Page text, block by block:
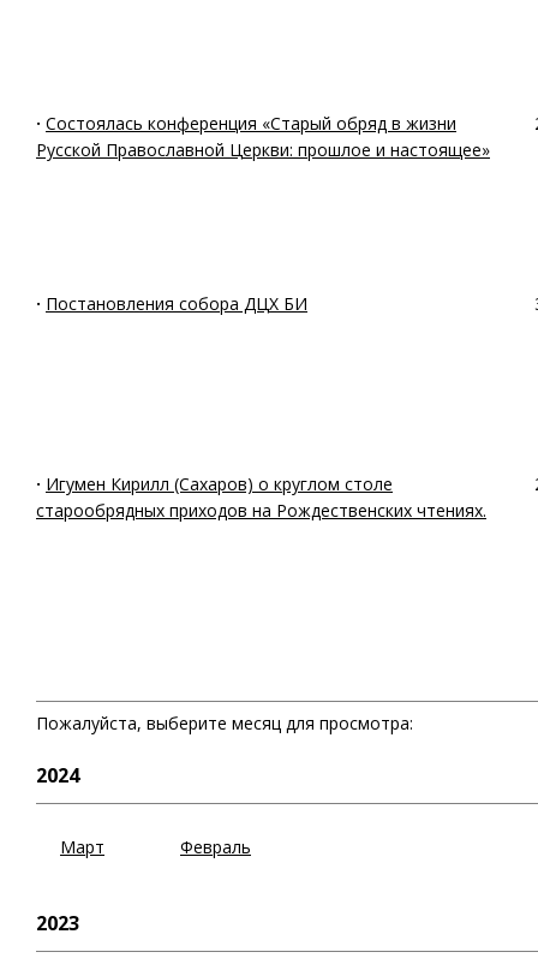
· Состоялась конференция «Старый обряд в жизни
Русской Православной Церкви: прошлое и настоящее»
· Постановления собора ДЦХ БИ
· Игумен Кирилл (Сахаров) о круглом столе
старообрядных приходов на Рождественских чтениях.
Пожалуйста, выберите месяц для просмотра:
2024
Март Февраль
2023